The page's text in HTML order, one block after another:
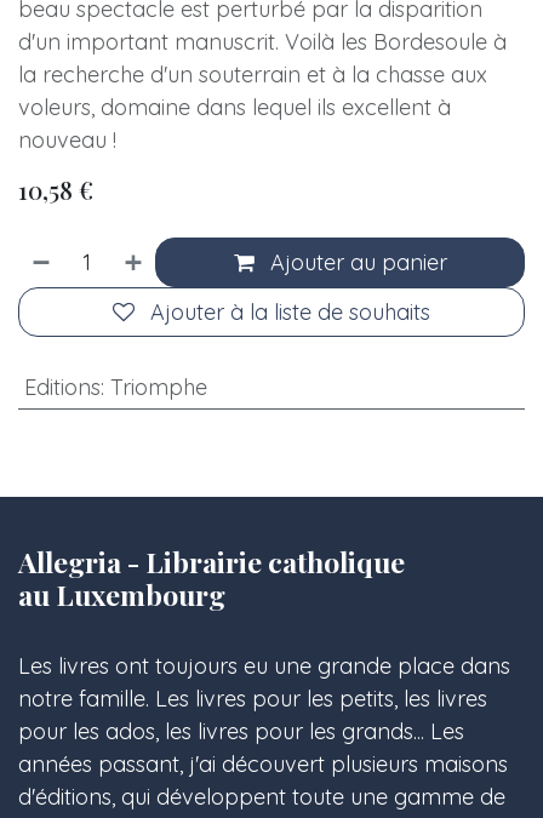
beau spectacle est perturbé par la disparition
d'un important manuscrit. Voilà les Bordesoule à
la recherche d'un souterrain et à la chasse aux
voleurs, domaine dans lequel ils excellent à
nouveau !
10,58 €
Ajouter au panier
Ajouter à la liste de souhaits
Editions: Triomphe
Allegria - Librairie catholique
au Luxembourg
Les livres ont toujours eu une grande place dans
notre famille. Les livres pour les petits, les livres
pour les ados, les livres pour les grands... Les
années passant, j'ai découvert plusieurs maisons
d'éditions, qui développent toute une gamme de